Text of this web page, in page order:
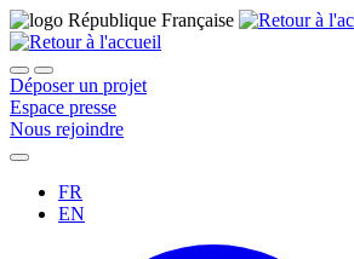
Déposer un projet
Espace presse
Nous rejoindre
FR
EN